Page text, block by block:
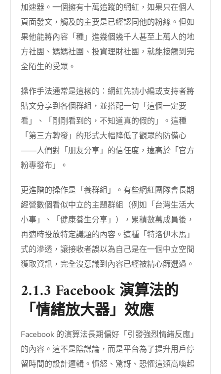
加速器。一個擁有十萬追蹤的網紅，如果只在個人
頁面發文，觸及的主要是已經認同他的粉絲。但如
果他能將內容「種」進幾個幾千人甚至上萬人的地
方社團、媽媽社團、投資理財社團，就能接觸到完
全陌生的受眾。
操作手法通常是這樣的：網紅先請小編或支持者將
貼文分享到各個群組，並搭配一句「這個一定要
看」、「剛剛看到的，不知道真的假的」。這種
「第三方轉發」的形式大幅降低了觀眾的防備心
——人們對「朋友分享」的信任度，遠高於「官方
粉專發布」。
更進階的操作是「養群組」。有些網紅團隊會長期
經營數個看似中立的主題群組（例如「台灣生活大
小事」、「健康養生分享」），累積數萬成員後，
再適時投放特定議題的內容。這種「特洛伊木馬」
式的滲透，讓接收者誤以為自己是在一個中立空間
獲取資訊，完全沒意識到內容已經被精心篩選過。
2.1.3 Facebook 演算法的
「情緒放大器」效應
Facebook 的演算法長期偏好「引發強烈情緒反應」
的內容。這不是陰謀論，而是平台為了提升用戶停
留時間的設計邏輯。憤怒、驚訝、恐懼這類高喚起